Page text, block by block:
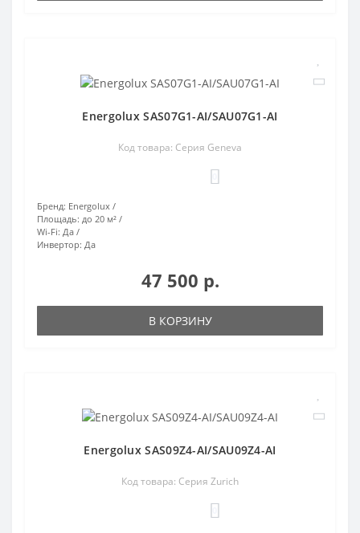
Energolux SAS07G1-AI/SAU07G1-AI
Код товара: Серия Geneva
Бренд: Energolux
Площадь: до 20 м²
Wi-Fi: Да
Инвертор: Да
47 500 р.
В КОРЗИНУ
Energolux SAS09Z4-AI/SAU09Z4-AI
Код товара: Серия Zurich